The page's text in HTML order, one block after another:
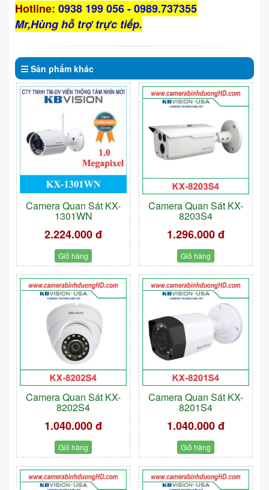
Hotline: 0938 199 056 - 0989.737355
Mr,Hùng hỗ trợ trực tiếp.
Sản phẩm khác
Camera Quan Sát KX-
1301WN
2.224.000 đ
Giỏ hàng
Camera Quan Sát KX-
8203S4
1.296.000 đ
Giỏ hàng
Camera Quan Sát KX-
8202S4
1.040.000 đ
Giỏ hàng
Camera Quan Sát KX-
8201S4
1.040.000 đ
Giỏ hàng